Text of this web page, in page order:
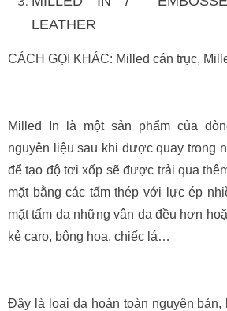
LEATHER
CÁCH GỌI KHÁC: Milled cán trục,
Milled In là một sản phẩm của
nguyên liệu sau khi được quay trong
để tạo độ tơi xốp sẽ được trải qua
mặt bằng các tấm thép với lực ép
mặt tấm da những vân da đều hơn
kẻ caro, bông hoa, chiếc lá…
Đây là loại da hoàn toàn nguyên bản,